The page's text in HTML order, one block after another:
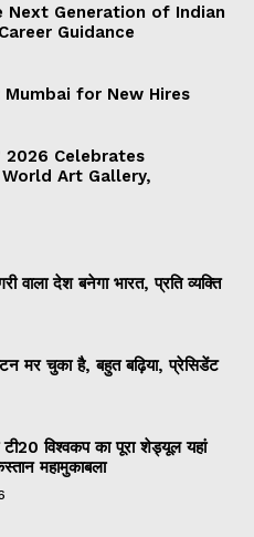
Next Generation of Indian
Guidance
for New Hires
2026 Celebrates
Art Gallery,
देश बनेगा भारत, प्रति व्यक्ति
मर चुका है, बहुत बढ़िया, प्रेसिडेंट
विश्वकप का पूरा शेड्यूल यहां
महामुकाबला